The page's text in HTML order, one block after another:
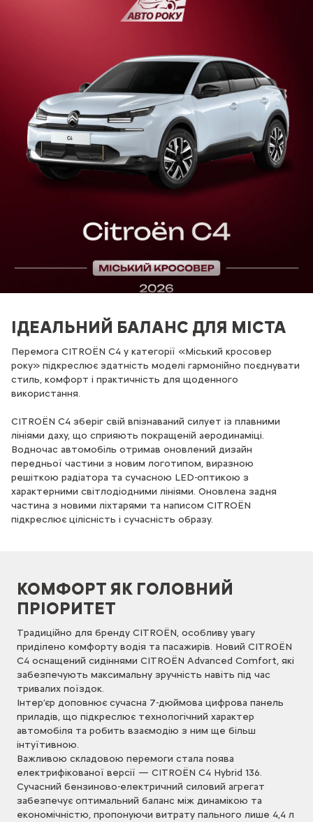
ІДЕАЛЬНИЙ БАЛАНС ДЛЯ МІСТА
Перемога CITROËN C4 у категорії «Міський кросовер
року» підкреслює здатність моделі гармонійно поєднувати
стиль, комфорт і практичність для щоденного
використання.
CITROËN C4 зберіг свій впізнаваний силует із плавними
лініями даху, що сприяють покращеній аеродинаміці.
Водночас автомобіль отримав оновлений дизайн
передньої частини з новим логотипом, виразною
решіткою радіатора та сучасною LED-оптикою з
характерними світлодіодними лініями. Оновлена задня
частина з новими ліхтарями та написом CITROËN
підкреслює цілісність і сучасність образу.
КОМФОРТ ЯК ГОЛОВНИЙ
ПРІОРИТЕТ
Традиційно для бренду CITROËN, особливу увагу
приділено комфорту водія та пасажирів. Новий CITROËN
C4 оснащений сидіннями CITROËN Advanced Comfort, які
забезпечують максимальну зручність навіть під час
тривалих поїздок.
Інтер’єр доповнює сучасна 7-дюймова цифрова панель
приладів, що підкреслює технологічний характер
автомобіля та робить взаємодію з ним ще більш
інтуїтивною.
Важливою складовою перемоги стала поява
електрифікованої версії — CITROËN C4 Hybrid 136.
Сучасний бензиново-електричний силовий агрегат
забезпечує оптимальний баланс між динамікою та
економічністю, пропонуючи витрату пального лише 4,4 л